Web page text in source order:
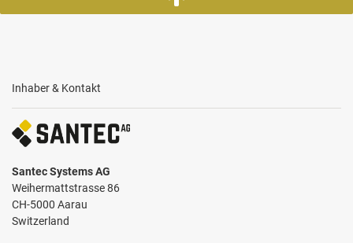
Inhaber & Kontakt
Santec Systems AG
Weihermattstrasse 86
CH-5000 Aarau
Switzerland